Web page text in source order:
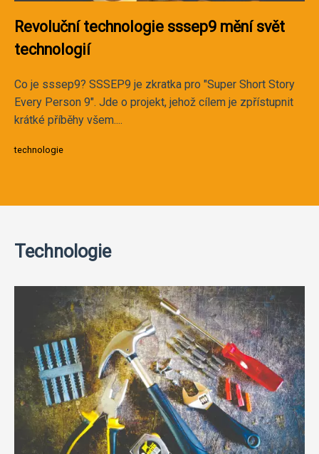
Revoluční technologie sssep9 mění svět
technologií
Co je sssep9? SSSEP9 je zkratka pro "Super Short Story
Every Person 9". Jde o projekt, jehož cílem je zpřístupnit
krátké příběhy všem....
technologie
Technologie